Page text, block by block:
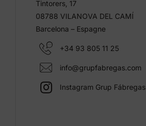
Tintorers, 17
08788 VILANOVA DEL CAMÍ
Barcelona – Espagne
+34 93 805 11 25
info@grupfabregas.com
Instagram Grup Fábregas